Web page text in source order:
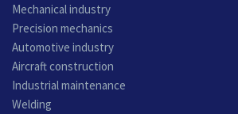
Mechanical industry
Precision mechanics
Automotive industry
Aircraft construction
Industrial maintenance
Welding